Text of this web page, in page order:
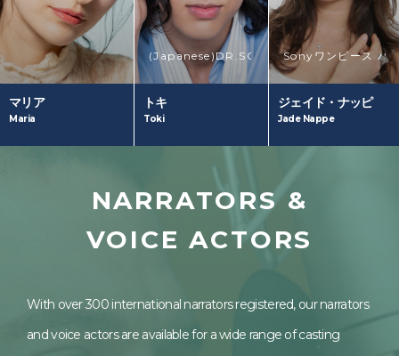
model
マリア
Maria
(Japanese)DR.SOIETOKYO MX「５時に
(Japanese)
TOKYO MX「５時
ー
ミュージカル『新
テニスの王子様』
The Fifth Stage
model talent
トキ
Toki
Sony ワンピース バ
Sony
ティラッシュ
Mr. ChildrenCD
ジャケット
BOATRACE
model
talent
ジェイド・ナッピ
Jade Nappe
NARRATORS &
VOICE ACTORS
With over 300 international narrators registered, our narrators
and voice actors are available for a wide range of casting